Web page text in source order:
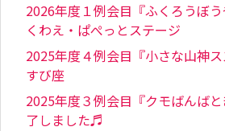
2026年度１例会目『ふくろうぼう
くわえ・ぱぺっとステージ
2025年度４例会目『小さな山神
すび座
2025年度３例会目『クモばんば
了しました♬